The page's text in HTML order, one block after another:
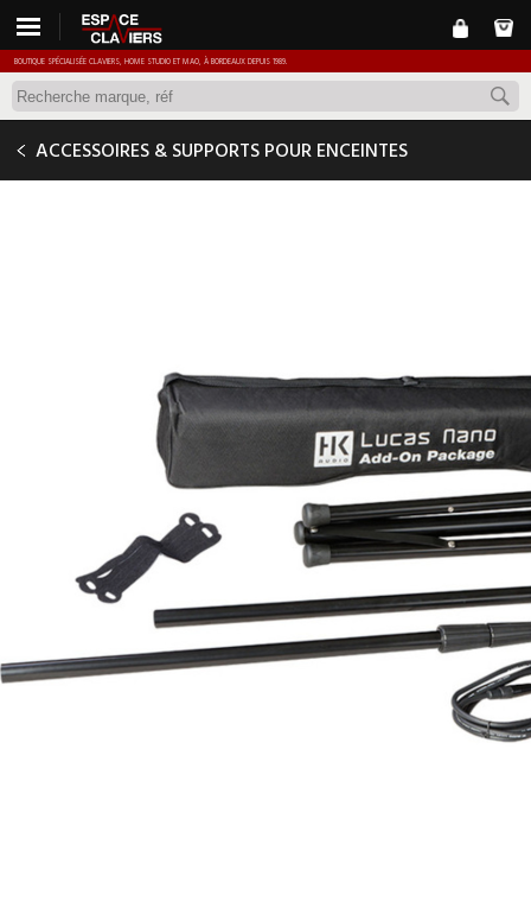
BOUTIQUE SPÉCIALISÉE CLAVIERS, HOME STUDIO ET MAO, À BORDEAUX DEPUIS 1989.
ACCESSOIRES & SUPPORTS POUR ENCEINTES
HK AUDIO ADD ON PACKAGE